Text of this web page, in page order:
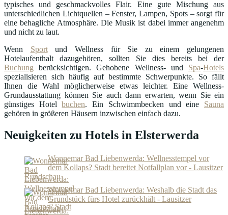
typisches und geschmackvolles Flair. Eine gute Mischung aus
unterschiedlichen Lichtquellen – Fenster, Lampen, Spots – sorgt für
eine behagliche Atmosphäre. Die Musik ist dabei immer angenehm
und nicht zu laut.
Wenn Sportund Wellness für Sie zu einem gelungenen
Hotelaufenthalt dazugehören, sollten Sie dies bereits bei der
Buchung berücksichtigen. Gehobene Wellness- und Spa-Hotels
spezialisieren sich häufig auf bestimmte Schwerpunkte. So fällt
Ihnen die Wahl möglicherweise etwas leichter. Eine Wellness-
Grundausstattung können Sie auch dann erwarten, wenn Sie ein
günstiges Hotelbuchen. Ein Schwimmbecken und eine Sauna
gehören in größeren Häusern inzwischen einfach dazu.
Neuigkeiten zu Hotels in Elsterwerda
Wonnemar Bad Liebenwerda: Wellnesstempel vor
dem Kollaps? Stadt bereitet Notfallplan vor - Lausitzer
Rundschau
Wonnemar Bad Liebenwerda: Weshalb die Stadt das
Grundstück fürs Hotel zurückhält - Lausitzer
Rundschau